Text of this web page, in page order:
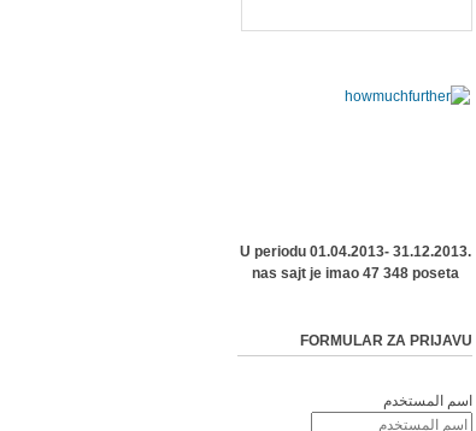
U periodu 01.04.2013- 31.12.2013.
nas sajt je imao 47 348 poseta
FORMULAR ZA PRIJAVU
اسم المستخدم